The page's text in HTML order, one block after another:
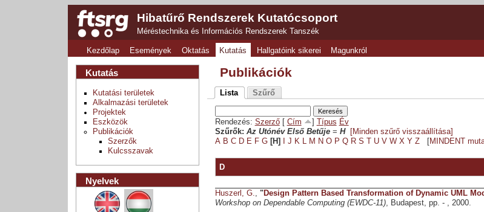
Hibatűrő Rendszerek Kutatócsoport
Méréstechnika és Információs Rendszerek Tanszék
Kezdőlap Események Oktatás Kutatás Hallgatóink sikerei Magunkról
Publikációk
Lista Szűrő
Rendezés: Szerző[ Cím Típus Év
Szűrők: Az Utónév Első Betűje= H
[Minden szűrő visszaállítása]
A B C D E F G [H] J K L M N O P Q R S U V W X Y Z[ MINDENT
D
Huszerl, G. "Design Pattern Based Transformation of Dynamic UML
Workshop on Dependable Computing (EWDC-11), Budapest, pp. - , 2000.
Kutatás
Kutatási területek
Alkalmazási területek
Projektek
Eszközök
Publikációk
Szerzők
Kulcsszavak
Nyelvek